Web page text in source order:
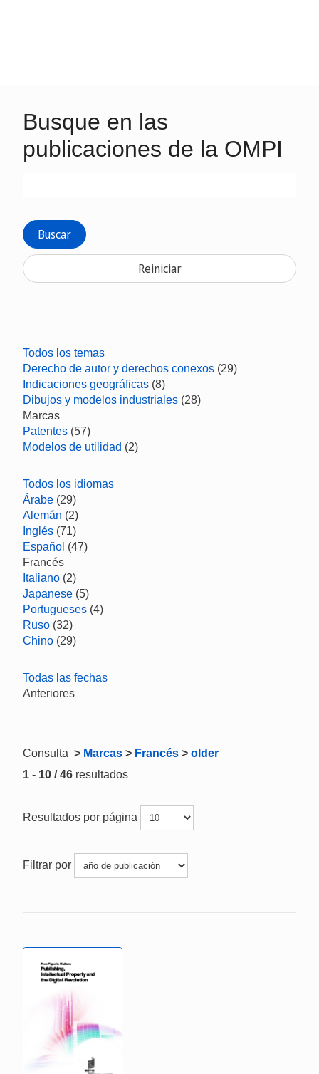
Busque en las
publicaciones de la OMPI
Buscar
Reiniciar
Todos los temas
Derecho de autor y derechos conexos (29)
Indicaciones geográficas (8)
Dibujos y modelos industriales (28)
Marcas
Patentes (57)
Modelos de utilidad (2)
Todos los idiomas
Árabe (29)
Alemán (2)
Inglés (71)
Español (47)
Francés
Italiano (2)
Japanese (5)
Portugueses (4)
Ruso (32)
Chino (29)
Todas las fechas
Anteriores
Consulta > Marcas > Francés > older
1 - 10 / 46 resultados
Resultados por página
Filtrar por